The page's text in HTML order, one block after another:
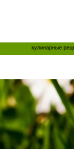
кулинарные